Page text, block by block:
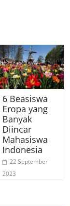
6 Beasiswa
Eropa yang
Banyak
Diincar
Mahasiswa
Indonesia
22 September
2023